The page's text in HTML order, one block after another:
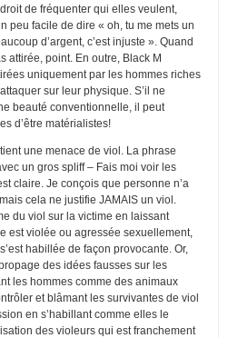
de fréquenter qui elles veulent,
peu facile de dire « oh, tu me mets un
d’argent, c’est injuste ». Quand
attirée, point. En outre, Black M
uniquement par les hommes riches
sur leur physique. S’il ne
beauté conventionnelle, il peut
d’être matérialistes!
une menace de viol. La phrase
un gros spliff – Fais moi voir les
claire. Je conçois que personne n’a
cela ne justifie JAMAIS un viol.
du viol sur la victime en laissant
est violée ou agressée sexuellement,
habillée de façon provocante. Or,
des idées fausses sur les
les hommes comme des animaux
et blâmant les survivantes de viol
en s’habillant comme elles le
des violeurs qui est franchement